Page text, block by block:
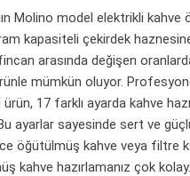
Molino model elektrikli kahve
kapasiteli çekirdek
arasında değişen
mümkün oluyor.
17 farklı ayarda kahve
ayarlar sayesinde sert ve
öğütülmüş kahve veya filtre
kahve hazırlamanız çok